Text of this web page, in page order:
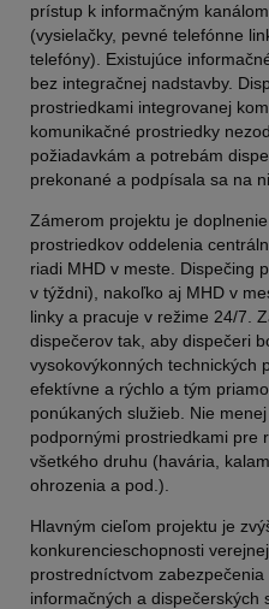
prístup k informačným
(vysielačky, pevné telefónne
telefóny). Existujúce
bez integračnej nadstavby.
prostriedkami integrovanej
komunikačné prostriedky
požiadavkám a potrebám
prekonané a podpísala sa na
Zámerom projektu je
prostriedkov oddelenia
riadi MHD v meste. Dispečing
v týždni), nakoľko aj MHD v
linky a pracuje v režime 24/7.
dispečerov tak, aby dispečeri
vysokovýkonných technických
efektívne a rýchlo a tým
ponúkaných služieb. Nie
podpornými prostriedkami pre
všetkého druhu (havária,
ohrozenia a pod.).
Hlavným cieľom projektu je
konkurencieschopnosti
prostredníctvom
informačných a dispečerských